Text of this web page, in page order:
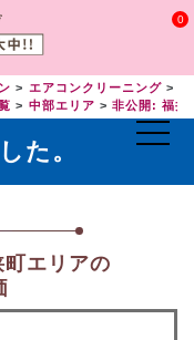
0
エアコンクリーニング
中部エリア 非公開: 福井
た。
エリアの